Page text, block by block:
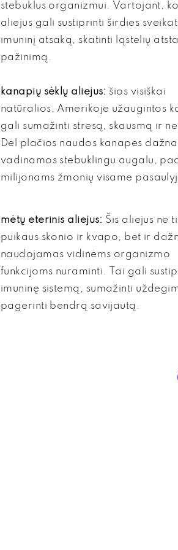
stebuklus organizmui. Vartojant,
aliejus gali sustiprinti širdies
imuninį atsaką, skatinti ląstelių
pažinimą.
kanapių sėklų aliejus: šios visiškai
natūralios, Amerikoje užaugintos
gali sumažinti stresą, skausmą ir
Dėl plačios naudos kanapės
vadinamos stebuklingu augalu,
milijonams žmonių visame
mėtų eterinis aliejus: Šis aliejus ne
puikaus skonio ir kvapo, bet ir
naudojamas vidinėms organizmo
funkcijoms nuraminti. Tai gali
imuninę sistemą, sumažinti
pagerinti bendrą savijautą.